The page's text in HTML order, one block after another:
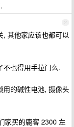
2
, 其他家应该也都可以
不也得用手拉门么.
用的碱性电池, 摄像头
家买的鹿客 2300 左